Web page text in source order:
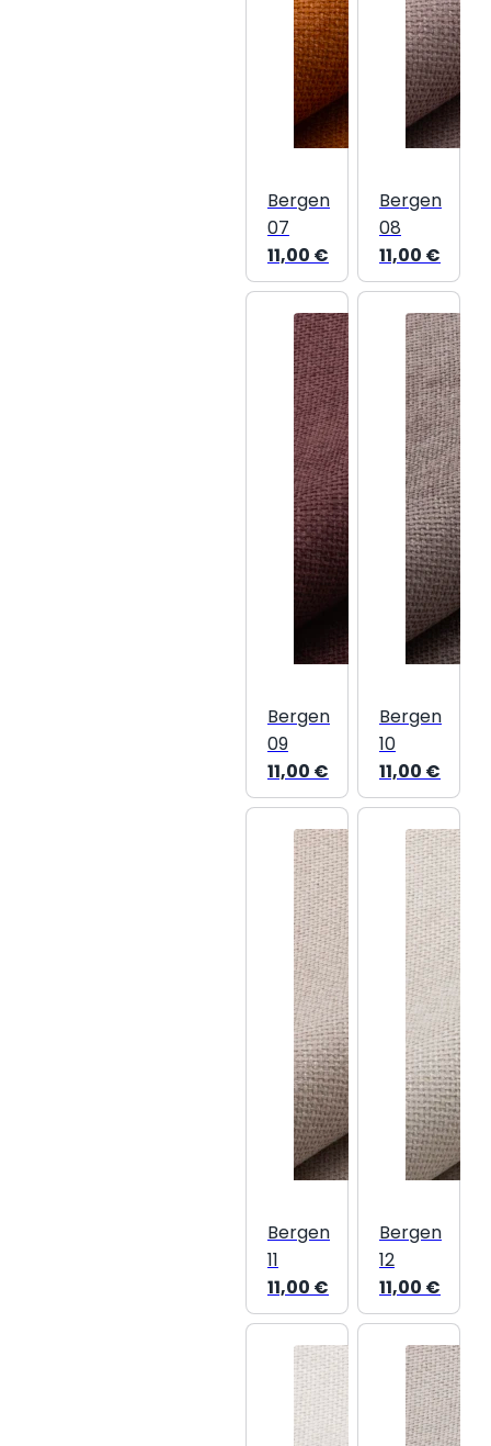
Bergen
07
11,00 €
Bergen
08
11,00 €
Bergen
09
11,00 €
Bergen
10
11,00 €
Bergen
11
11,00 €
Bergen
12
11,00 €